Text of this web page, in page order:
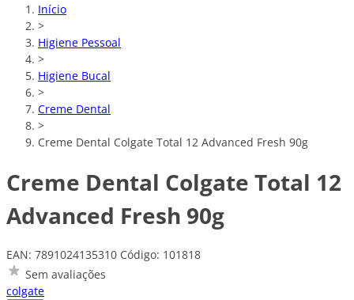
Início
>
Higiene Pessoal
>
Higiene Bucal
>
Creme Dental
>
Creme Dental Colgate Total 12 Advanced Fresh 90g
Creme Dental Colgate Total 12
Advanced Fresh 90g
EAN: 7891024135310 Código: 101818
Sem avaliações
colgate